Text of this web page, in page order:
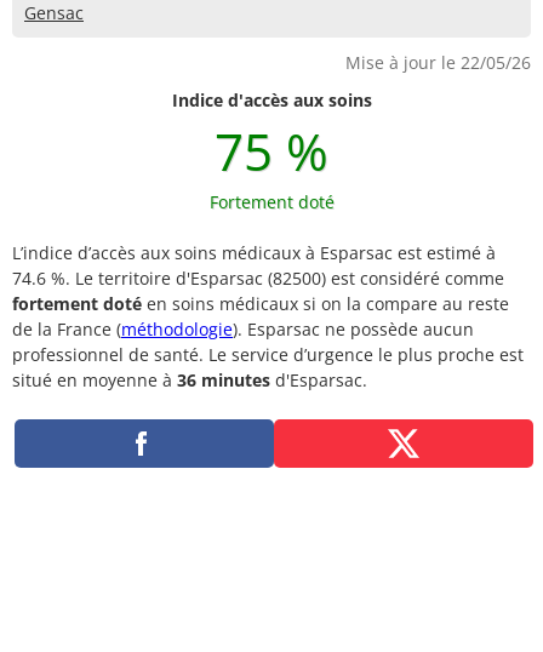
Gensac
Mise à jour le 22/05/26
Indice d'accès aux soins
75 %
Fortement doté
L’indice d’accès aux soins médicaux à Esparsac est estimé à
74.6 %. Le territoire d'Esparsac (82500) est considéré comme
fortement doté en soins médicaux si on la compare au reste
de la France (méthodologie). Esparsac ne possède aucun
professionnel de santé. Le service d’urgence le plus proche est
situé en moyenne à 36 minutes d'Esparsac.